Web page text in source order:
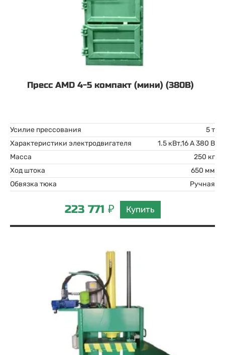
Пресс AMD 4-5 компакт (мини) (380В)
Усилие прессования
5 т
Характеристики электродвигателя
1.5 кВт,16 А 380 В
Масса
250 кг
Ход штока
650 мм
Обвязка тюка
Ручная
223 771 ₽ Купить